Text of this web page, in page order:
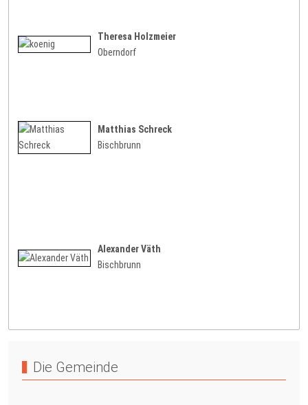
Theresa Holzmeier
Oberndorf
Matthias Schreck
Bischbrunn
Alexander Väth
Bischbrunn
Die Gemeinde